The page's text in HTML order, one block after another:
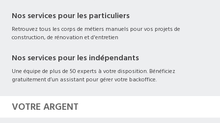
Nos services pour les particuliers
Retrouvez tous les corps de métiers manuels pour vos projets de
construction, de rénovation et d'entretien
Nos services pour les indépendants
Une équipe de plus de 50 experts à votre disposition. Bénéficiez
gratuitement d’un assistant pour gérer votre backoffice.
VOTRE ARGENT